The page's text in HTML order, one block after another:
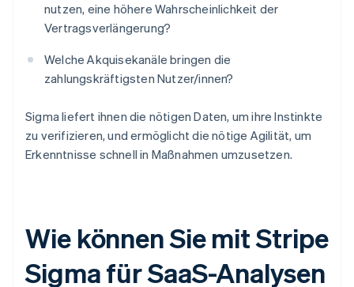
nutzen, eine höhere Wahrscheinlichkeit der
Vertragsverlängerung?
Welche Akquisekanäle bringen die
zahlungskräftigsten Nutzer/innen?
Sigma liefert ihnen die nötigen Daten, um ihre Instinkte
zu verifizieren, und ermöglicht die nötige Agilität, um
Erkenntnisse schnell in Maßnahmen umzusetzen.
Wie können Sie mit Stripe
Sigma für SaaS-Analysen